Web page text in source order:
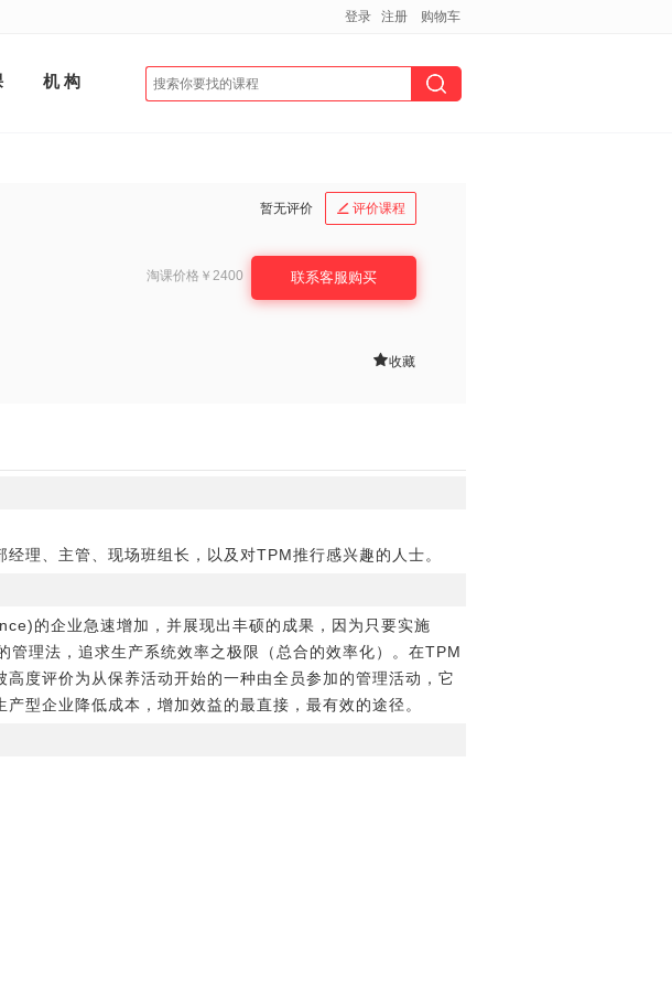
机 构
暂无评价  评价课程
淘课价格 ￥2400 联系客服购买
收藏
理、主管、现场班组长，以及对TPM推行感兴趣的人士。
的企业急速增加，并展现出丰硕的成果，因为只要实施
理法，追求生产系统效率之极限（总合的效率化）。在TPM
度评价为从保养活动开始的一种由全员参加的管理活动，它
型企业降低成本，增加效益的最直接，最有效的途径。
登录 注册 购物车